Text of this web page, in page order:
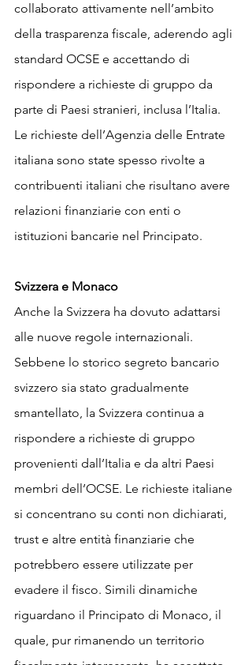
collaborato attivamente nell’ambito
della trasparenza fiscale, aderendo agli
standard OCSE e accettando di
rispondere a richieste di gruppo da
parte di Paesi stranieri, inclusa l’Italia.
Le richieste dell’Agenzia delle Entrate
italiana sono state spesso rivolte a
contribuenti italiani che risultano avere
relazioni finanziarie con enti o
istituzioni bancarie nel Principato.
Svizzera e Monaco
Anche la Svizzera ha dovuto adattarsi
alle nuove regole internazionali.
Sebbene lo storico segreto bancario
svizzero sia stato gradualmente
smantellato, la Svizzera continua a
rispondere a richieste di gruppo
provenienti dall’Italia e da altri Paesi
membri dell’OCSE. Le richieste italiane
si concentrano su conti non dichiarati,
trust e altre entità finanziarie che
potrebbero essere utilizzate per
evadere il fisco. Simili dinamiche
riguardano il Principato di Monaco, il
quale, pur rimanendo un territorio